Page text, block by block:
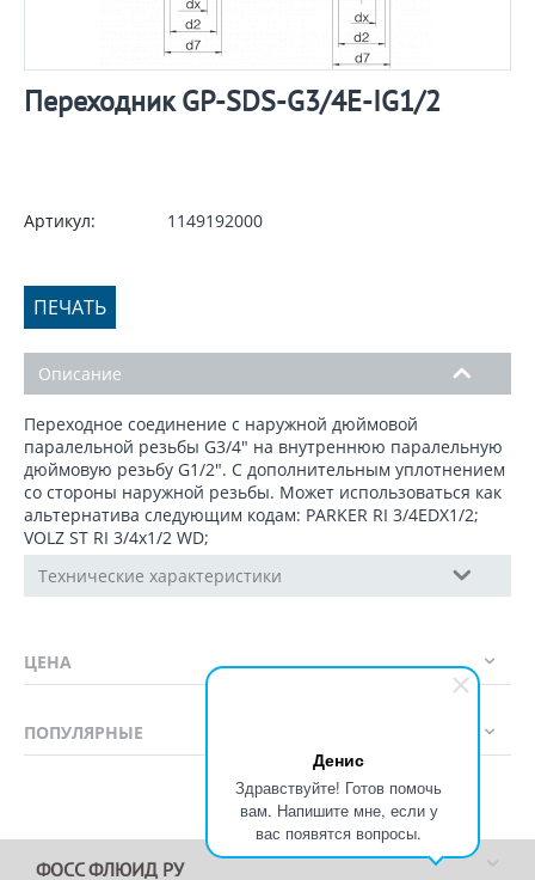
Денис
Здравствуйте! Готов помочь
вам. Напишите мне, если у
вас появятся вопросы.
Переходник GP-SDS-G3/4E-IG1/2
Артикул: 1149192000
ПЕЧАТЬ
Описание
Переходное соединение с наружной дюймовой
паралельной резьбы G3/4" на внутреннюю паралельную
дюймовую резьбу G1/2". C дополнительным уплотнением
со стороны наружной резьбы. Может использоваться как
альтернатива следующим кодам: PARKER RI 3/4EDX1/2;
VOLZ ST RI 3/4x1/2 WD;
Технические характеристики
ЦЕНА
ПОПУЛЯРНЫЕ
ФОСС ФЛЮИД РУ